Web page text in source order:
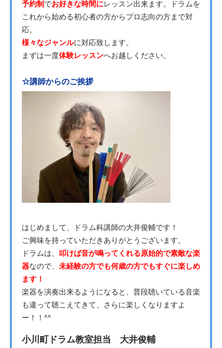
予約制でお好きな時間にレッスン出来ます。ドラムを
これから始める初心者の方からプロ志向の方まで対
応。
様々なジャンルに対応致します。
まずは一度体験レッスンへお越しください。
☆講師からのご挨拶
はじめまして、ドラム科講師の大井俊輔です！
ご興味を持っていただきありがとうございます。
ドラムは、 叩けば音が鳴ってくれる原始的で素敵な楽
器なので、 未経験の方でも何歳の方でもすぐに楽しめ
ます！
楽器を演奏出来るようになると、普段聴いている音楽
も違って聴こえてきて、さらに楽しくなりますよ
ー！！^^
小川町ドラム教室担当 大井俊輔